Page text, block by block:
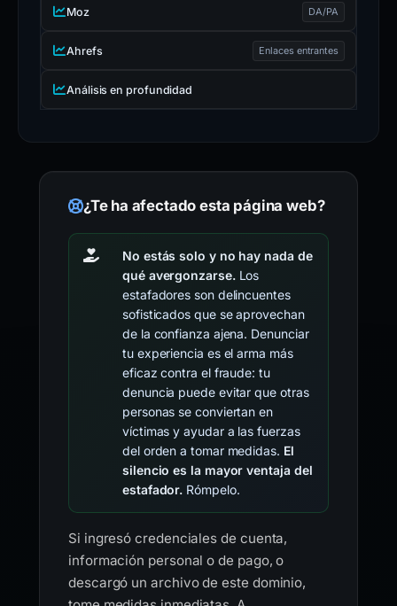
Moz DA/PA
Ahrefs Enlaces entrantes
Análisis en profundidad
¿Te ha afectado esta página web?
No estás solo y no hay nada de
qué avergonzarse.Los
estafadores son delincuentes
sofisticados que se aprovechan
de la confianza ajena. Denunciar
tu experiencia es el arma más
eficaz contra el fraude: tu
denuncia puede evitar que otras
personas se conviertan en
víctimas y ayudar a las fuerzas
del orden a tomar medidas. El
silencio es la mayor ventaja del
estafador. Rómpelo.
Si ingresó credenciales de cuenta,
información personal o de pago, o
descargó un archivo de este dominio,